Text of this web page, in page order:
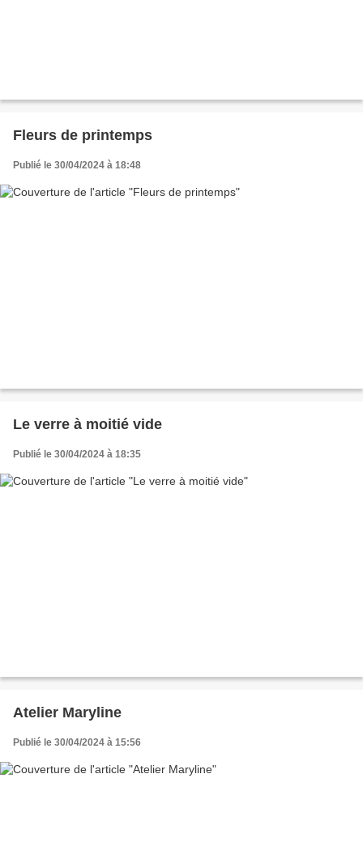
Fleurs de printemps
Publié le 30/04/2024 à 18:48
Le verre à moitié vide
Publié le 30/04/2024 à 18:35
Atelier Maryline
Publié le 30/04/2024 à 15:56